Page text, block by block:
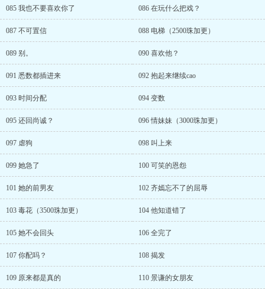
085 我也不要喜欢你了 086 在玩什么把戏？
087 不可置信 088 电梯（2500珠加更）
089 别。 090 喜欢他？
091 悉数都插进来 092 抱起来继续cao
093 时间分配 094 变数
095 还回尚诚？ 096 情妹妹（3000珠加更）
097 虐狗 098 叫上来
099 她急了 100 可笑的恩怨
101 她的前男友 102 齐嫣忘不了的屈辱
103 毒花（3500珠加更） 104 他知道错了
105 她不会回头 106 全完了
107 你配吗？ 108 揭发
109 原来都是真的 110 景谦的女朋友